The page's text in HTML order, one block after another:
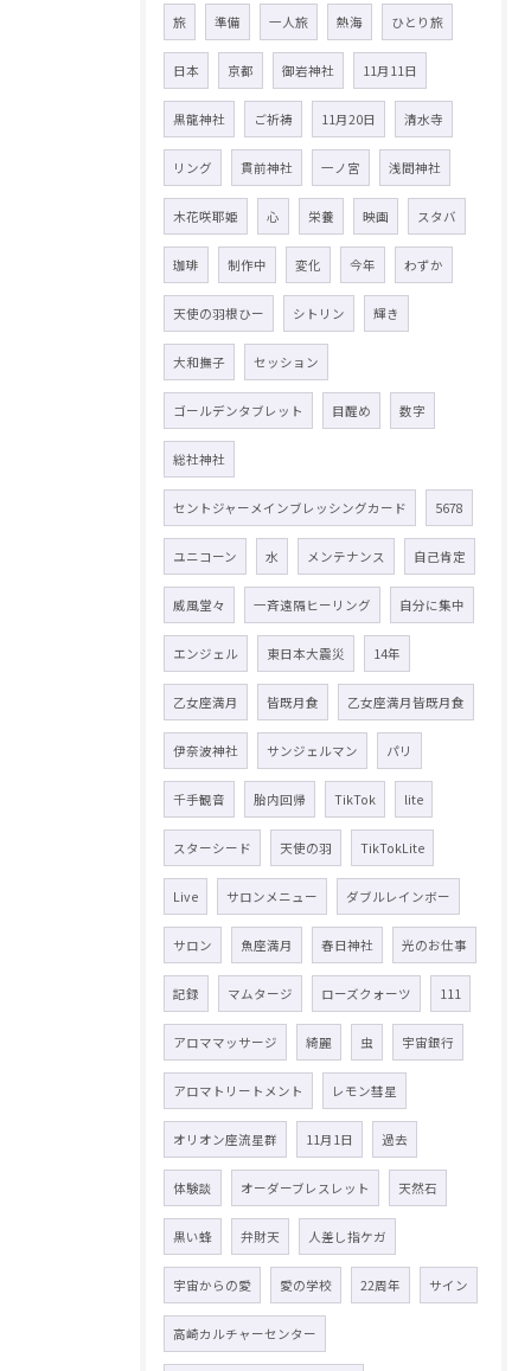
旅 準備 一人旅 熱海 ひとり旅
日本 京都 御岩神社 11月11日
黒龍神社 ご祈祷 11月20日 清水寺
リング 貫前神社 一ノ宮 浅間神社
木花咲耶姫 心 栄養 映画 スタバ
珈琲 制作中 変化 今年 わずか
天使の羽根ひー シトリン 輝き
大和撫子 セッション
ゴールデンタブレット 目醒め 数字
総社神社
セントジャーメインブレッシングカード 5678
ユニコーン 水 メンテナンス 自己肯定
威風堂々 一斉遠隔ヒーリング 自分に集中
エンジェル 東日本大震災 14年
乙女座満月 皆既月食 乙女座満月皆既月食
伊奈波神社 サンジェルマン パリ
千手観音 胎内回帰 TikTok lite
スターシード 天使の羽 TikTokLite
Live サロンメニュー ダブルレインボー
サロン 魚座満月 春日神社 光のお仕事
記録 マムタージ ローズクォーツ 111
アロママッサージ 綺麗 虫 宇宙銀行
アロマトリートメント レモン彗星
オリオン座流星群 11月1日 過去
体験談 オーダーブレスレット 天然石
黒い蜂 弁財天 人差し指ケガ
宇宙からの愛 愛の学校 22周年 サイン
高崎カルチャーセンター